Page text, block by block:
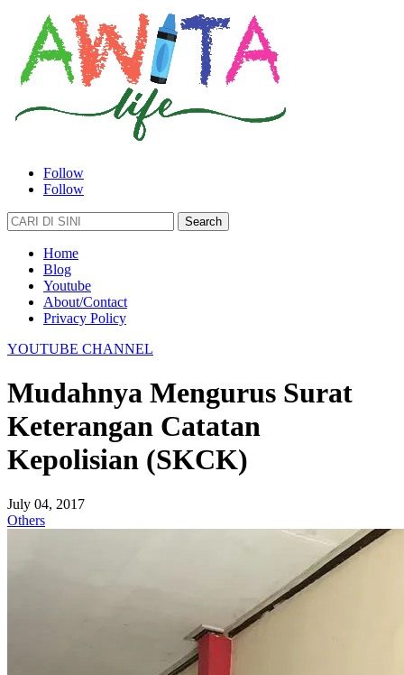
Follow
Follow
Search
for:
Home
Blog
Youtube
About/Contact
Privacy Policy
YOUTUBE CHANNEL
Mudahnya Mengurus Surat
Keterangan Catatan
Kepolisian (SKCK)
July 04, 2017
Others